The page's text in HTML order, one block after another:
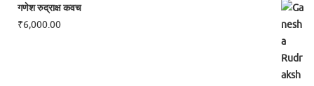
गणेश रुद्राक्ष कवच
₹6,000.00